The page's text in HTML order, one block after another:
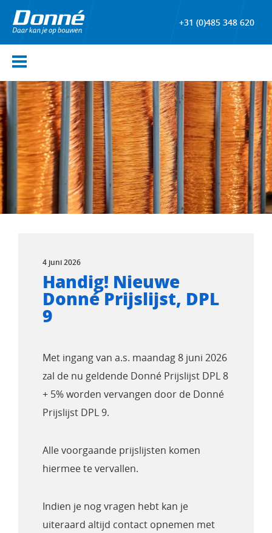
+31 (0)485 348 620
4 juni 2026
Handig! Nieuwe
Donné Prijslijst, DPL
9
Met ingang van a.s. maandag 8 juni 2026
zal de nu geldende Donné Prijslijst DPL 8
+ 5% worden vervangen door de Donné
Prijslijst DPL 9.
Alle voorgaande prijslijsten komen
hiermee te vervallen.
Indien je nog vragen hebt kan je
uiteraard altijd contact opnemen met